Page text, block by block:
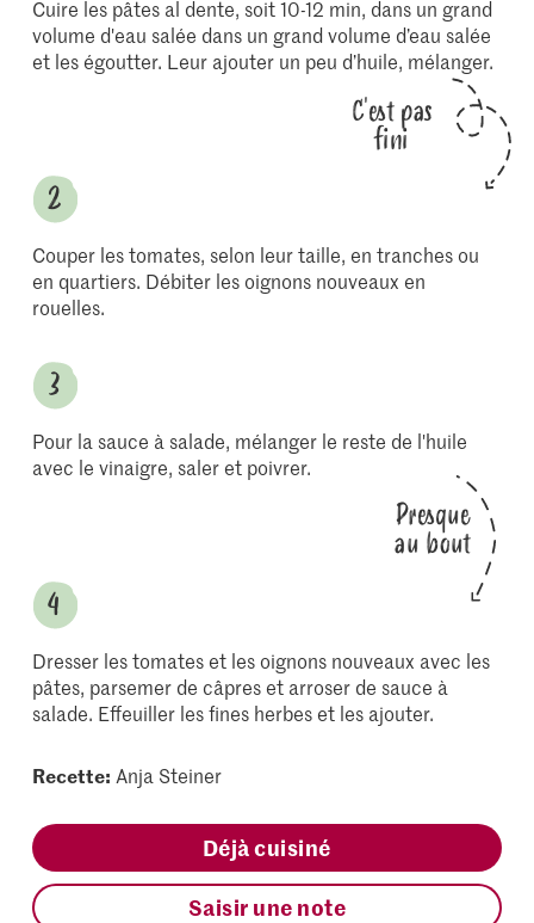
Cuire les pâtes al dente, soit 10-12 min, dans un grand
volume d'eau salée dans un grand volume d’eau salée
et les égoutter. Leur ajouter un peu d’huile, mélanger.
C'est pas
fini
Couper les tomates, selon leur taille, en tranches ou
en quartiers. Débiter les oignons nouveaux en
rouelles.
Pour la sauce à salade, mélanger le reste de l'huile
avec le vinaigre, saler et poivrer.
Presque
au bout
Dresser les tomates et les oignons nouveaux avec les
pâtes, parsemer de câpres et arroser de sauce à
salade. Effeuiller les fines herbes et les ajouter.
Recette: Anja Steiner
Déjà cuisiné
Saisir une note